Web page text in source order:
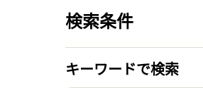
検索条件
キーワードで検索